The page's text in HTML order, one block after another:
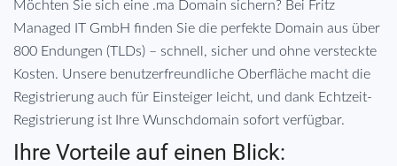
Möchten Sie sich eine .ma Domain sichern? Bei Fritz
Managed IT GmbH finden Sie die perfekte Domain aus über
800 Endungen (TLDs) – schnell, sicher und ohne versteckte
Kosten. Unsere benutzerfreundliche Oberfläche macht die
Registrierung auch für Einsteiger leicht, und dank Echtzeit-
Registrierung ist Ihre Wunschdomain sofort verfügbar.
Ihre Vorteile auf einen Blick: